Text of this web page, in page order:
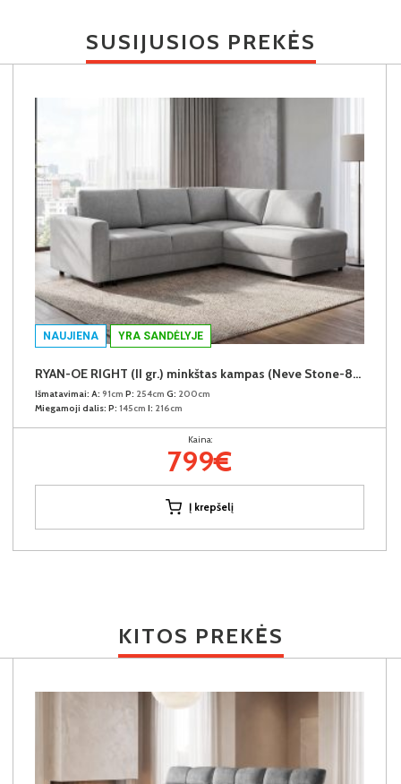
SUSIJUSIOS PREKĖS
NAUJIENA YRA SANDĖLYJE
RYAN-OE RIGHT (II gr.) minkštas kampas (Neve Stone-83) D
Išmatavimai: A: 91cm P: 254cm G: 200cm
Miegamoji dalis: P: 145cm I: 216cm
Kaina:
799€
Į krepšelį
KITOS PREKĖS